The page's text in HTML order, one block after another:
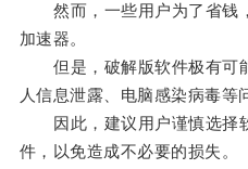
然而，一些用户为了省钱
加速器。
但是，破解版软件极有可
人信息泄露、电脑感染病毒等
因此，建议用户谨慎选择
件，以免造成不必要的损失。